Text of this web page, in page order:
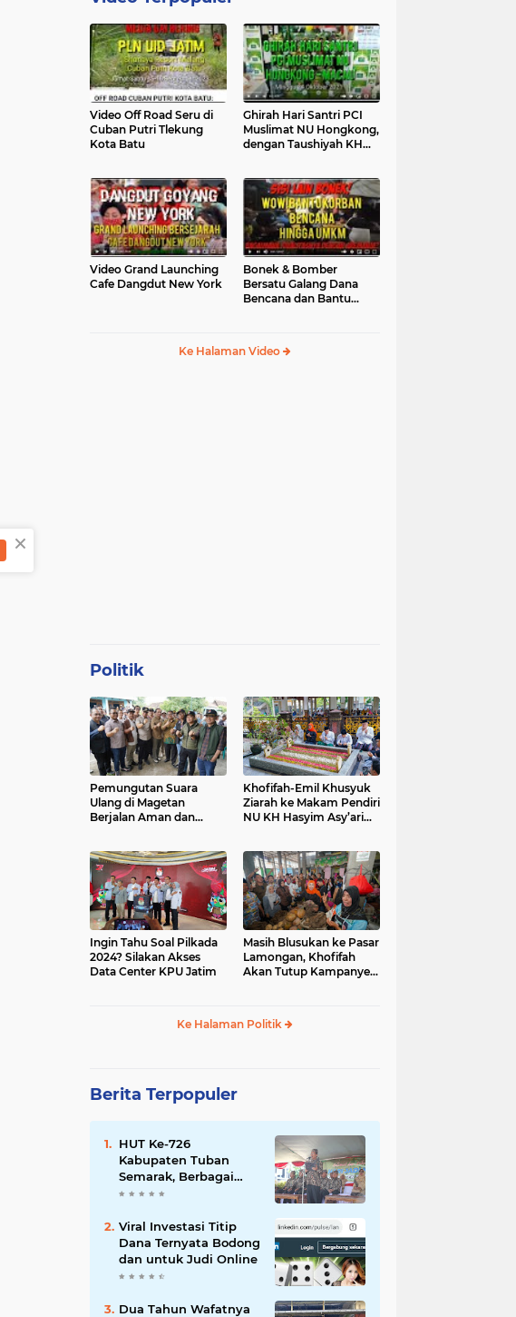
Video Off Road Seru di
Cuban Putri Tlekung
Kota Batu
Ghirah Hari Santri PCI
Muslimat NU Hongkong,
dengan Taushiyah KH
Video Grand Launching
Cafe Dangdut New York
Bonek & Bomber
Bersatu Galang Dana
Bencana dan Bantu
Ke Halaman Video
Politik
Pemungutan Suara
Ulang di Magetan
Berjalan Aman dan
Khofifah-Emil Khusyuk
Ziarah ke Makam Pendiri
NU KH Hasyim Asy’ari
Ingin Tahu Soal Pilkada
2024? Silakan Akses
Data Center KPU Jatim
Masih Blusukan ke Pasar
Lamongan, Khofifah
Akan Tutup Kampanye
Ke Halaman Politik
Berita Terpopuler
HUT Ke-726
Kabupaten Tuban
Semarak, Berbagai
Prestasinya Pun
Viral Investasi Titip
Dana Ternyata Bodong
dan untuk Judi Online
Dua Tahun Wafatnya
×